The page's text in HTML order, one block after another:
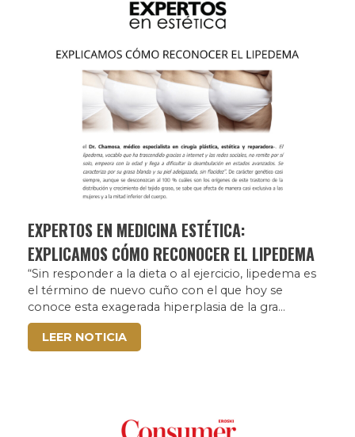
EXPERTOS EN MEDICINA ESTÉTICA:
EXPLICAMOS CÓMO RECONOCER EL LIPEDEMA
“Sin responder a la dieta o al ejercicio, lipedema es
el término de nuevo cuño con el que hoy se
conoce esta exagerada hiperplasia de la gra...
LEER NOTICIA